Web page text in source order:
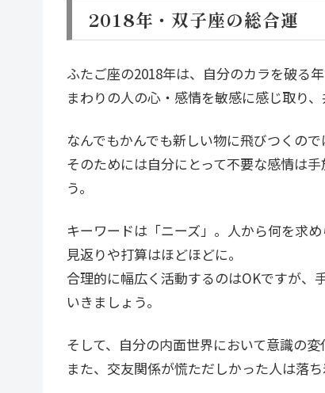
2018年・双子座の総合運
ふたご座の2018年は、自分のカラを破る年
まわりの人の心・感情を敏感に感じ取り
なんでもかんでも新しい物に飛びつくの
そのためには自分にとって不要な感情は
う。
キーワードは「ニーズ」。人から何を求
見返りや打算はほどほどに。
合理的に幅広く活動するのはOKですが、
いきましょう。
そして、自分の内面世界において意識の変
また、交友関係が慌ただしかった人は落